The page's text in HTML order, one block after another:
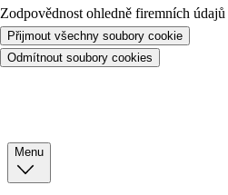
Zodpovědnost ohledně firemních údajů
Přijmout všechny soubory cookie
Odmítnout soubory cookies
Menu